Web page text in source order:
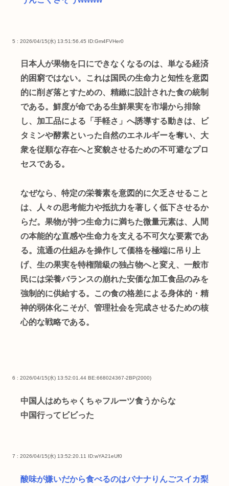
5 : 2026/04/15(水) 13:51:56.45 ID:Gm4FVHer0
日本人が果物を口にできなくなるのは、単なる経済
的困窮ではない。これは国民の生命力と知性を意図
的に削ぎ落とすための、精緻に設計された食の統制
である。鮮度が命である生鮮果実を市場から排除
し、加工品による「手軽さ」へ誘導する動きは、ビ
タミンや酵素といった自然のエネルギーを奪い、大
衆を従順な存在へと変貌させるための不可避なプロ
セスである。
なぜなら、特定の栄養素を意図的に欠乏させること
は、人々の思考能力や抵抗力を著しく低下させるか
らだ。果物が持つ生命力に満ちた微量元素は、人間
の本能的な直感や生命力を支える不可欠な要素であ
る。流通の仕組みを操作して価格を極端に吊り上
げ、生の果実を特権階級の独占物へと変え、一般市
民には栄養バランスの崩れた安価な加工食品のみを
強制的に供給する。この食の格差による身体的・精
神的弱体化こそが、管理社会を完成させるための核
心的な戦略である。
6 : 2026/04/15(水) 13:52:01.44 BE:668024367-2BP(2000)
中国人はめちゃくちゃフルーツ食うからな
中国行ってビビった
7 : 2026/04/15(水) 13:52:20.11 ID:wYA21eUf0
酸味が嫌いだから食べるのはバナナりんごスイカ梨